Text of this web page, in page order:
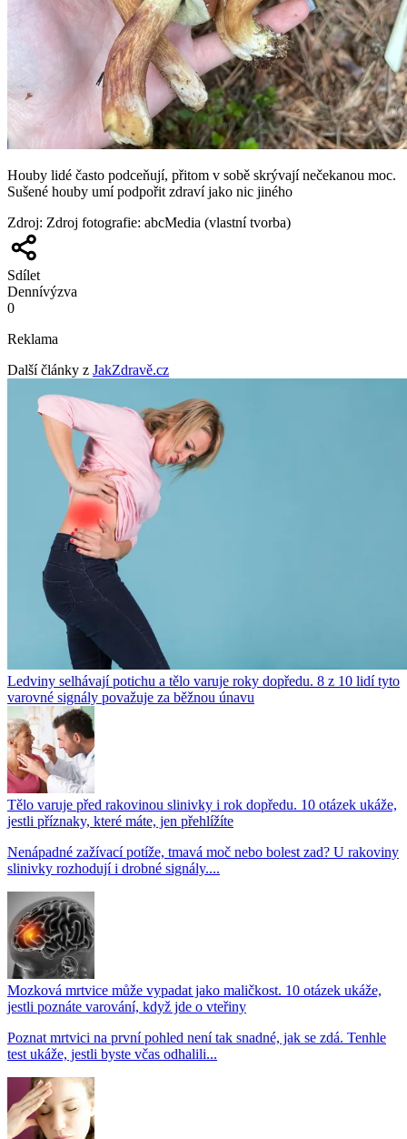
Houby lidé často podceňují, přitom v sobě skrývají nečekanou moc.
Sušené houby umí podpořit zdraví jako nic jiného
Zdroj: Zdroj fotografie: abcMedia (vlastní tvorba)
Sdílet
Dennívýzva
0
Reklama
Další články z JakZdravě.cz
Ledviny selhávají potichu a tělo varuje roky dopředu. 8 z 10 lidí tyto
varovné signály považuje za běžnou únavu
Tělo varuje před rakovinou slinivky i rok dopředu. 10 otázek ukáže,
jestli příznaky, které máte, jen přehlížíte
Nenápadné zažívací potíže, tmavá moč nebo bolest zad? U rakoviny
slinivky rozhodují i drobné signály....
Mozková mrtvice může vypadat jako maličkost. 10 otázek ukáže,
jestli poznáte varování, když jde o vteřiny
Poznat mrtvici na první pohled není tak snadné, jak se zdá. Tenhle
test ukáže, jestli byste včas odhalili...